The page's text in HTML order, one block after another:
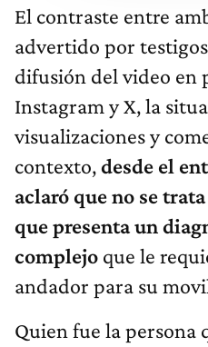
El contraste entre
advertido por
difusión del video en
Instagram y X, la
visualizaciones y
contexto,desde el
aclaró que no se
que presenta un
complejo que le
andador para su
Quien fue la persona